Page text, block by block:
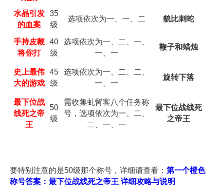
水晶引发
的血案
35
级
选项依次为一、一、二 貌比刺蛇
手持皮鞭
将你打
40
级
选项依次为一、二、一、
一、一
鞭子和蜡烛
史上最伟
大的游戏
45
级
选项依次为一、二、二、
一、一
旋转下落
最下位战
线死之帝
王
50
级
需收集虬髯客八个任务称
号，选项依次为一、二、
二、一、一
最下位战线死
之帝王
要特别注意的是50级那个称号，详细请查看： 第一个橙色
称号答案：最下位战线死之帝王 详细攻略与说明